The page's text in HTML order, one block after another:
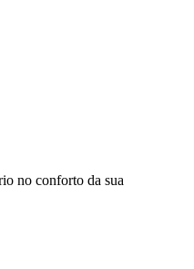
no conforto da sua